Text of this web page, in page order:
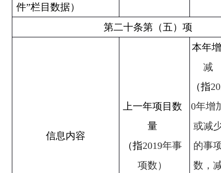
件”栏目数据）
第二十条第（五）项
信息内容
上一年项目数
量
（指2019年事
项数）
本年增
减
（指
0年增
或减
的事
数，